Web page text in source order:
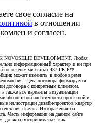
свое согласие на
в отношении
и согласен.
NOVOSELIE DEVELOPMENT. Любая
информационный характер и ни при
положениями статьи 437 ГК РФ.
может изменить в любое время
Цена договора формируется
договора с конкретным клиентом.
также все варианты визуализации
абсолютной идентичности проектной и
иллюстрации дизайн-проектов квартир
цветов. Изображения на
Часть информации на данном сайте
должна восприниматься как